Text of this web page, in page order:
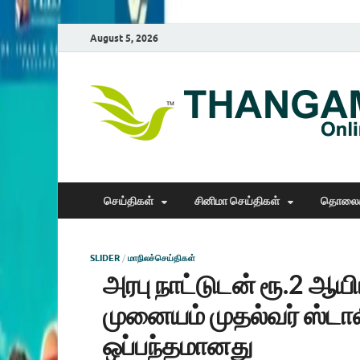
August 5, 2026
செய்திகள் சினிமா செய்திகள்
SLIDER / மாநிலச்செய்திகள்
அரபு நாட்டுடன் ரூ.2
முனையம் முதல்வர்
ஒப்பந்தமானது